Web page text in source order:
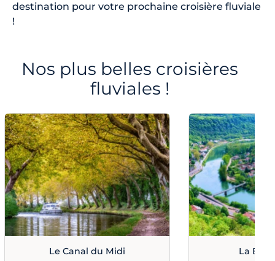
destination pour votre prochaine croisière fluviale
!
Nos plus belles croisières
fluviales !
Le Canal du Midi La